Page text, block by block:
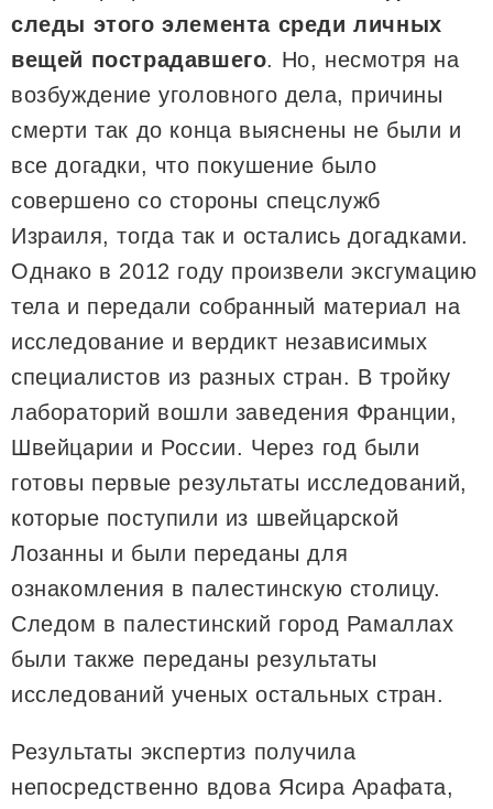
следы этого элемента среди личных
вещей пострадавшего. Но, несмотря на
возбуждение уголовного дела, причины
смерти так до конца выяснены не были и
все догадки, что покушение было
совершено со стороны спецслужб
Израиля, тогда так и остались догадками.
Однако в 2012 году произвели эксгумацию
тела и передали собранный материал на
исследование и вердикт независимых
специалистов из разных стран. В тройку
лабораторий вошли заведения Франции,
Швейцарии и России. Через год были
готовы первые результаты исследований,
которые поступили из швейцарской
Лозанны и были переданы для
ознакомления в палестинскую столицу.
Следом в палестинский город Рамаллах
были также переданы результаты
исследований ученых остальных стран.
Результаты экспертиз получила
непосредственно вдова Ясира Арафата,